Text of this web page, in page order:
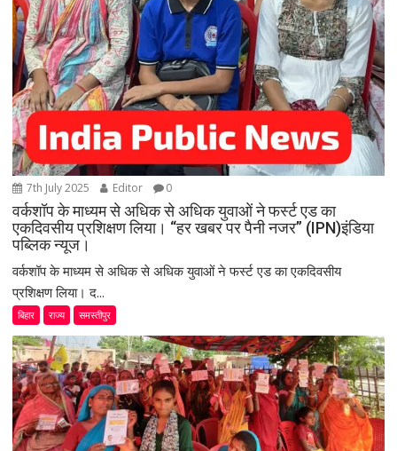
7th July 2025 Editor 0
वर्कशॉप के माध्यम से अधिक से अधिक युवाओं ने फर्स्ट एड का
एकदिवसीय प्रशिक्षण लिया। “हर खबर पर पैनी नजर” (IPN)इंडिया
पब्लिक न्यूज।
वर्कशॉप के माध्यम से अधिक से अधिक युवाओं ने फर्स्ट एड का एकदिवसीय
प्रशिक्षण लिया। द...
बिहार राज्य समस्तीपुर